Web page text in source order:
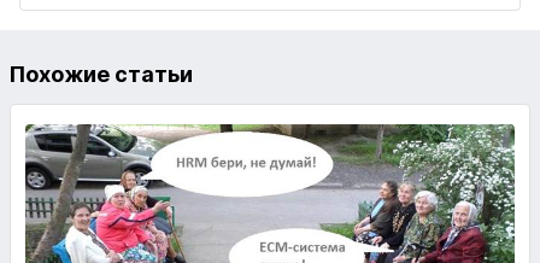
Похожие статьи